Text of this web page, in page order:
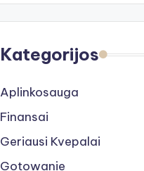
Kategorijos
Aplinkosauga
Finansai
Geriausi Kvepalai
Gotowanie